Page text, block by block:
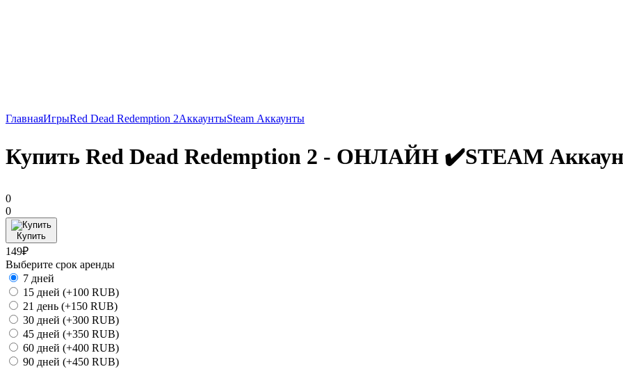
ГлавнаяИгрыRed Dead Redemption 2АккаунтыSteam Аккаунты
Купить Red Dead Redemption 2 - ОНЛАЙН ✔️STEAM
0
0
Купить
149₽
Выберите срок аренды
7 дней
15 дней (+100 RUB)
21 день (+150 RUB)
30 дней (+300 RUB)
45 дней (+350 RUB)
60 дней (+400 RUB)
90 дней (+450 RUB)